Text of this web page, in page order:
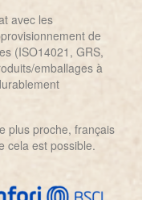
avec les
de
(ISO14021, GRS,
emballages à
plus proche, français
cela est possible.